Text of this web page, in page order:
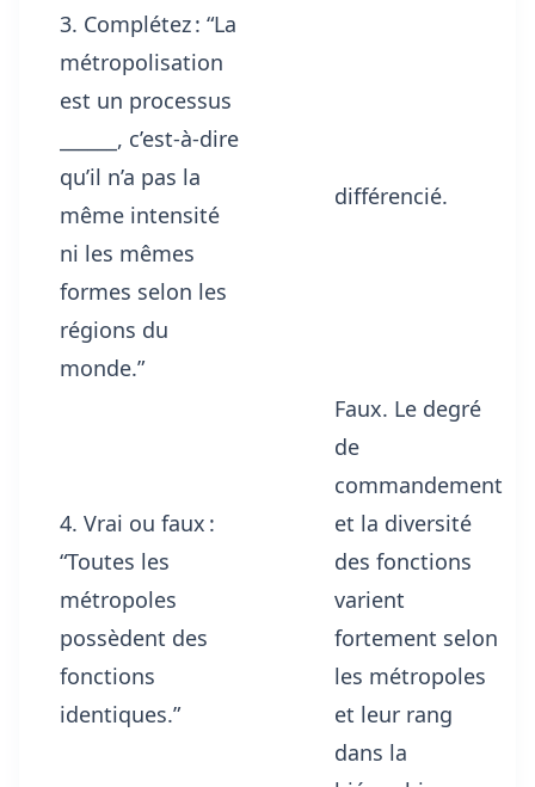
3. Complétez : “La
métropolisation
est un processus
______, c’est-à-dire
qu’il n’a pas la
même intensité
ni les mêmes
formes selon les
régions du
monde.”
différencié.
4. Vrai ou faux :
“Toutes les
métropoles
possèdent des
fonctions
identiques.”
Faux. Le degré
de
commandement
et la diversité
des fonctions
varient
fortement selon
les métropoles
et leur rang
dans la